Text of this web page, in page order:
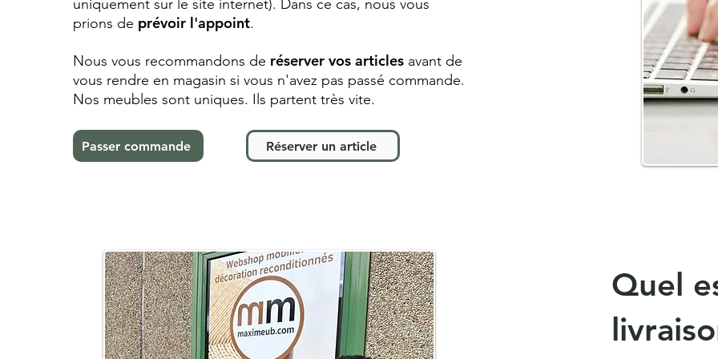
uniquement sur le site internet). Dans ce cas, nous vous
prions de prévoir l'appoint.
Nous vous recommandons de réserver vos articles avant de
vous rendre en magasin si vous n'avez pas passé commande.
Nos meubles sont uniques. Ils partent très vite.
Passer commande Réserver un article
Quel